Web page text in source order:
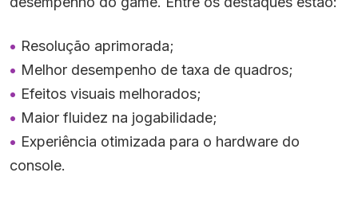
Resolução aprimorada;
Melhor desempenho de taxa de quadros;
Efeitos visuais melhorados;
Maior fluidez na jogabilidade;
Experiência otimizada para o hardware do
console.